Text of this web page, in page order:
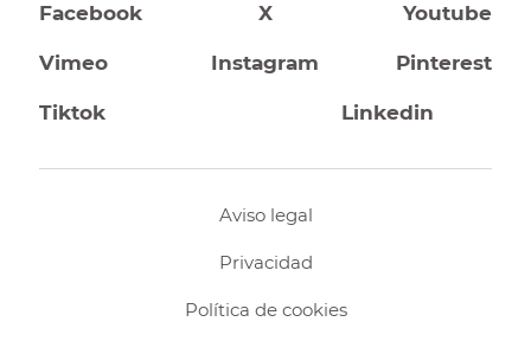
Facebook X Youtube
Vimeo Instagram Pinterest
Tiktok Linkedin
Aviso legal
Privacidad
Política de cookies